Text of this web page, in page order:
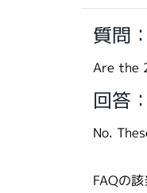
質問：
Are the
回答：
No.
FAQの該